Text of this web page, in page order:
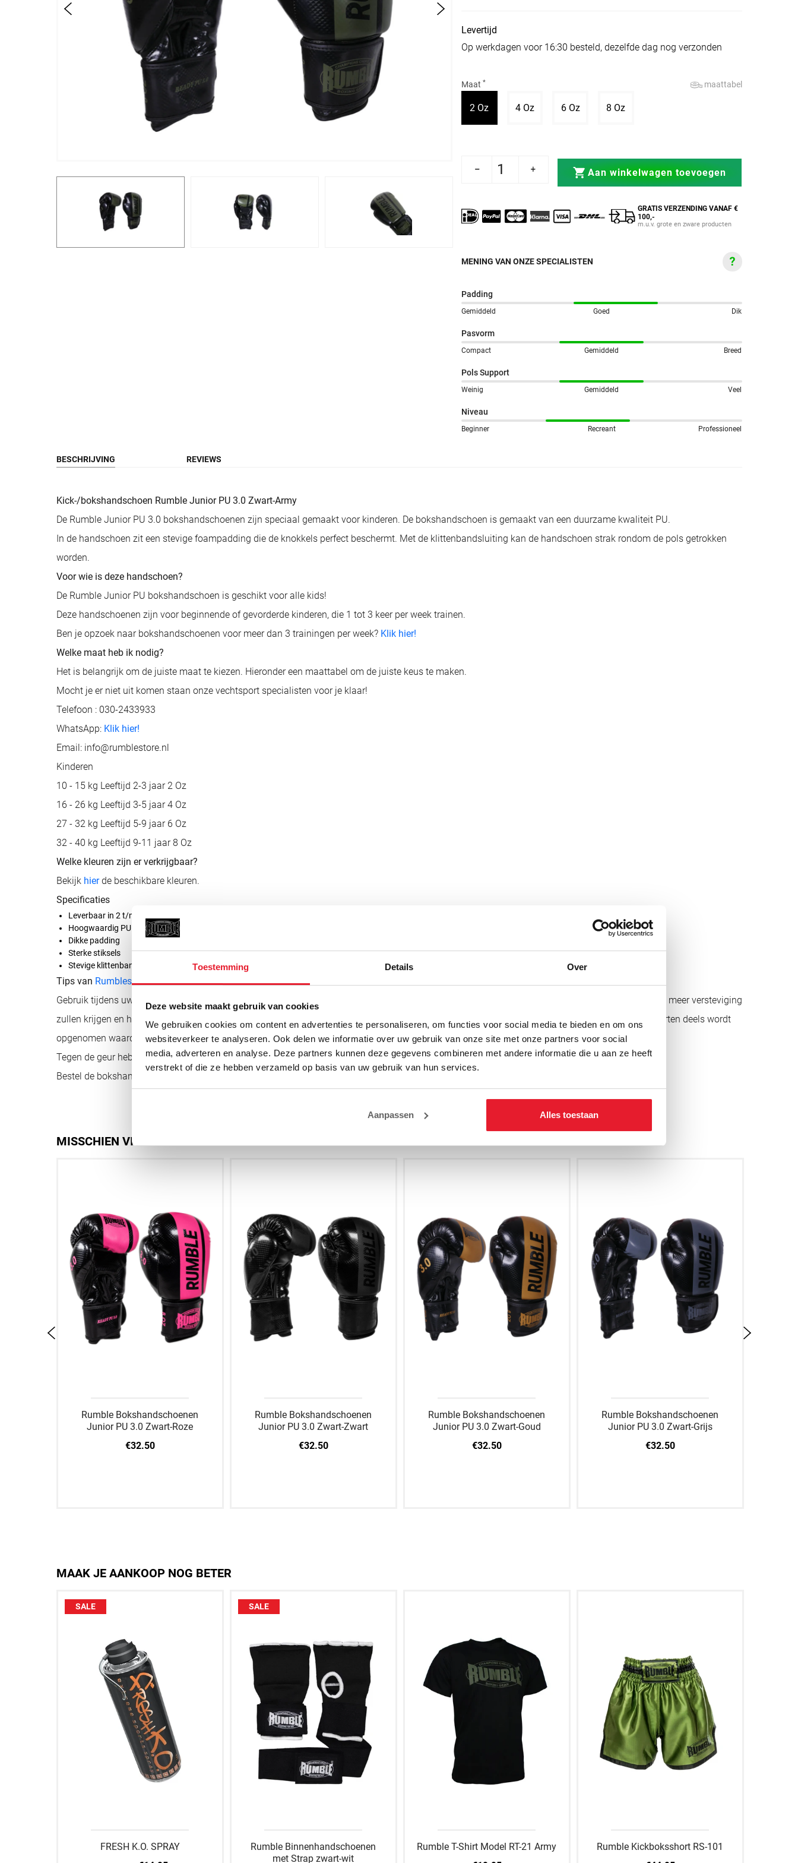
Toestemming Details Over
Deze website maakt gebruik van cookies
We gebruiken cookies om content en advertenties te personaliseren, om functies voor social media te bieden en om ons
websiteverkeer te analyseren. Ook delen we informatie over uw gebruik van onze site met onze partners voor social
media, adverteren en analyse. Deze partners kunnen deze gegevens combineren met andere informatie die u aan ze heeft
verstrekt of die ze hebben verzameld op basis van uw gebruik van hun services.
Aanpassen Alles toestaan
Levertijd
Op werkdagen voor 16:30 besteld, dezelfde dag nog verzonden
Maat * maattabel
2 OzVariant uitverkocht of niet beschikbaar
4 OzVariant uitverkocht of niet beschikbaar
6 OzVariant uitverkocht of niet beschikbaar
8 OzVariant uitverkocht of niet beschikbaar
Aantal verlagen voor Rumble Bokshandschoenen Junior PU 3.0 Zwart-Army Green
Aantal verhogen voor Rumble Bokshandschoenen Junior PU 3.0 Zwart-Army Green
Aan winkelwagen toevoegen
GRATIS VERZENDING VANAF €
100,-
m.u.v. grote en zware producten
MENING VAN ONZE SPECIALISTEN
Padding
Gemiddeld Goed Dik
Pasvorm
Compact Gemiddeld Breed
Pols Support
Weinig Gemiddeld Veel
Niveau
Beginner Recreant Professioneel
BESCHRIJVING REVIEWS
Kick-/bokshandschoen Rumble Junior PU 3.0 Zwart-Army
De Rumble Junior PU 3.0 bokshandschoenen zijn speciaal gemaakt voor kinderen. De bokshandschoen is gemaakt van een duurzame kwaliteit PU.
In de handschoen zit een stevige foampadding die de knokkels perfect beschermt. Met de klittenbandsluiting kan de handschoen strak rondom de pols getrokken
worden.
Voor wie is deze handschoen?
De Rumble Junior PU bokshandschoen is geschikt voor alle kids!
Deze handschoenen zijn voor beginnende of gevorderde kinderen, die 1 tot 3 keer per week trainen.
Ben je opzoek naar bokshandschoenen voor meer dan 3 trainingen per week? Klik hier!
Welke maat heb ik nodig?
Het is belangrijk om de juiste maat te kiezen. Hieronder een maattabel om de juiste keus te maken.
Mocht je er niet uit komen staan onze vechtsport specialisten voor je klaar!
Telefoon : 030-2433933
WhatsApp: Klik hier!
Email: info@rumblestore.nl
Kinderen
10 - 15 kg Leeftijd 2-3 jaar 2 Oz
16 - 26 kg Leeftijd 3-5 jaar 4 Oz
27 - 32 kg Leeftijd 5-9 jaar 6 Oz
32 - 40 kg Leeftijd 9-11 jaar 8 Oz
Welke kleuren zijn er verkrijgbaar?
Bekijk hierde beschikbare kleuren.
Specificaties
Leverbaar in 2 t/m 8 Oz
Hoogwaardig PU
Dikke padding
Sterke stiksels
Stevige klittenband sluiting
Tips van Rumblestore.nl
Gebruik tijdens uw training altijd een
bandage of binnenhandschoen
. De bandage of binnenhandschoen zal ervoor zorgen dat uw pols en knokkels meer versteviging
zullen krijgen en hierdoor meer bescherming hebben. Daarnaast zorgen de bandages en binnenhandschoenen ervoor dat het zweet tijdens het sporten deels wordt
opgenomen waardoor de bokshandschoenen langer fris blijven. De bandage of binnenhandschoen kunt u namelijk eenvoudig uitwassen.
Tegen de geur hebben wij verschillende geurvernietigers, dit houdt de handschoenen schoon en fris!
Bestel de bokshandschoenen Rumble Junior PU eenvoudig online of kom langs in onze winkel!
MISSCHIEN VIND JE DIT OOK LEUK
Rumble Bokshandschoenen
Junior PU 3.0 Zwart-Roze
€32.50
Rumble Bokshandschoenen
Junior PU 3.0 Zwart-Zwart
€32.50
Rumble Bokshandschoenen
Junior PU 3.0 Zwart-Goud
€32.50
Rumble Bokshandschoenen
Junior PU 3.0 Zwart-Grijs
€32.50
MAAK JE AANKOOP NOG BETER
SALE
FRESH K.O. SPRAY
SALE
Rumble Binnenhandschoenen
met Strap zwart-wit
Rumble T-Shirt Model RT-21 Army
Rumble Kickboksshort RS-101